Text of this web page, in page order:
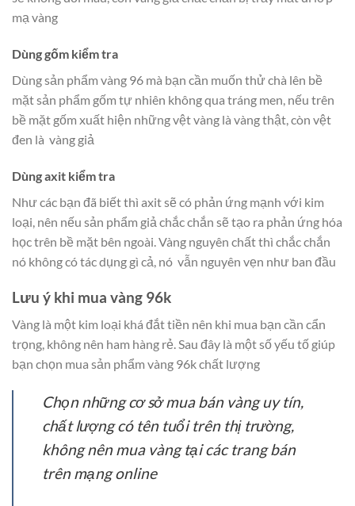
mạ vàng
Dùng gốm kiểm tra
Dùng sản phẩm vàng 96 mà bạn cần muốn thử chà lên bề
mặt sản phẩm gốm tự nhiên không qua tráng men, nếu trên
bề mặt gốm xuất hiện những vệt vàng là vàng thật, còn vệt
đen là vàng giả
Dùng axit kiểm tra
Như các bạn đã biết thì axit sẽ có phản ứng mạnh với kim
loại, nên nếu sản phẩm giả chắc chắn sẽ tạo ra phản ứng hóa
học trên bề mặt bên ngoài. Vàng nguyên chất thì chắc chắn
nó không có tác dụng gì cả, nó vẫn nguyên vẹn như ban đầu
Lưu ý khi mua vàng 96k
Vàng là một kim loại khá đắt tiền nên khi mua bạn cần cẩn
trọng, không nên ham hàng rẻ. Sau đây là một số yếu tố giúp
bạn chọn mua sản phẩm vàng 96k chất lượng
Chọn những cơ sở mua bán vàng uy tín,
chất lượng có tên tuổi trên thị trường,
không nên mua vàng tại các trang bán
trên mạng online